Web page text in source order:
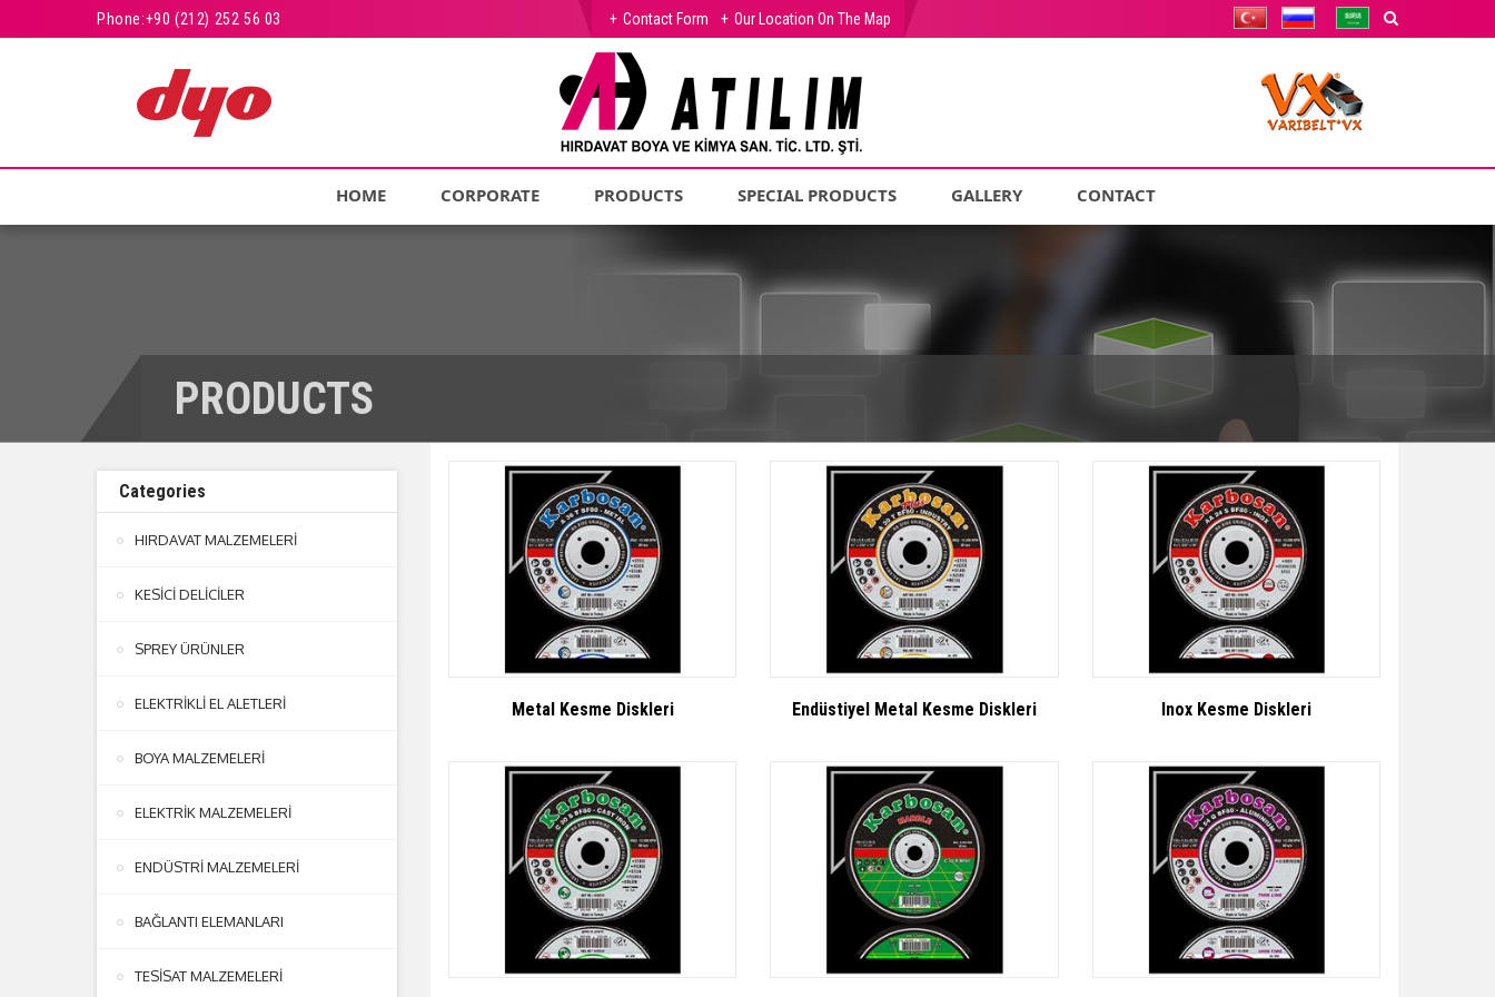
Phone:+90 (212) 252 56 03 Contact Form Our Location On The Map
HOME CORPORATE PRODUCTS SPECIAL PRODUCTS GALLERY CONTACT
PRODUCTS
Categories
HIRDAVAT MALZEMELERİ
KESİCİ DELİCİLER
SPREY ÜRÜNLER
ELEKTRİKLİ EL ALETLERİ
BOYA MALZEMELERİ
ELEKTRİK MALZEMELERİ
ENDÜSTRİ MALZEMELERİ
BAĞLANTI ELEMANLARI
TESİSAT MALZEMELERİ
Metal Kesme Diskleri Endüstiyel Metal Kesme Diskleri Inox Kesme Diskleri